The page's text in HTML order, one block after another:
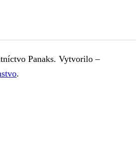
Panaks. Vytvorilo –
.